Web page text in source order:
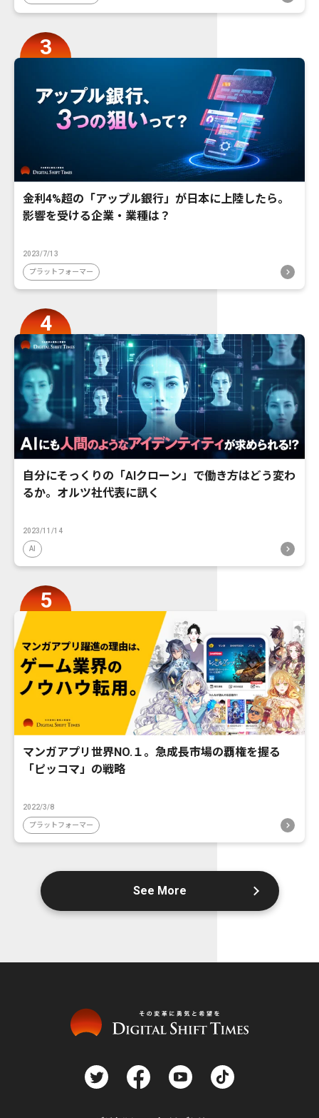
金利4%超の「アップル銀行」が日本に上陸したら。
影響を受ける企業・業種は？
2023/7/13
プラットフォーマー
自分にそっくりの「AIクローン」で働き方はどう変わ
るか。オルツ社代表に訊く
2023/11/14
AI
マンガアプリ世界NO.１。急成長市場の覇権を握る
「ピッコマ」の戦略
2022/3/8
プラットフォーマー
See More